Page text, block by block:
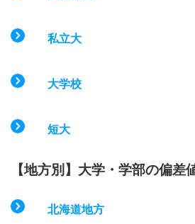
私立大
大学校
短大
【地方別】大学・学部の偏差
北海道地方